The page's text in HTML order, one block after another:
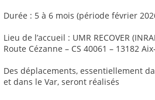
Durée : 5 à 6 mois (période février
Lieu de l’accueil : UMR RECOVER
Route Cézanne – CS 40061 – 13182
Des déplacements, essentiellement
et dans le Var, seront réalisés